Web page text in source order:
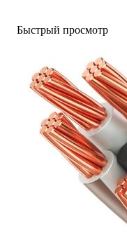
Быстрый просмотр